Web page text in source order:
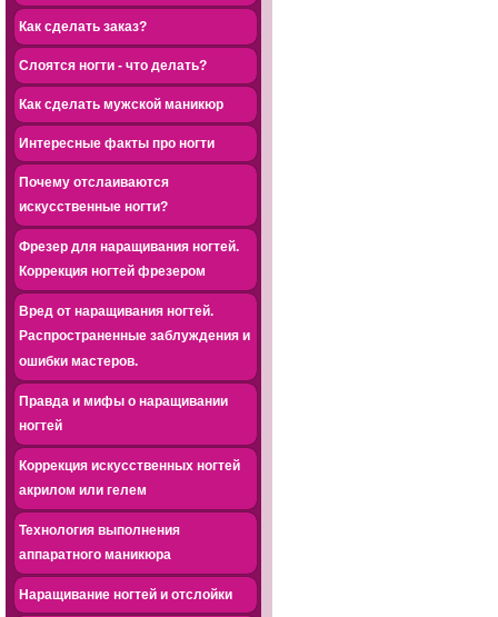
Как сделать заказ?
Слоятся ногти - что делать?
Как сделать мужской маникюр
Интересные факты про ногти
Почему отслаиваются
искусственные ногти?
Фрезер для наращивания ногтей.
Коррекция ногтей фрезером
Вред от наращивания ногтей.
Распространенные заблуждения и
ошибки мастеров.
Правда и мифы о наращивании
ногтей
Коррекция искусственных ногтей
акрилом или гелем
Технология выполнения
аппаратного маникюра
Наращивание ногтей и отслойки